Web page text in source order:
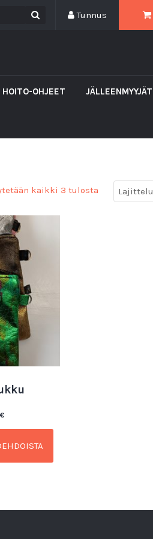
Tunnus
HOITO-OHJEET JÄLLEENMYYJÄT
kaikki 3 tulosta
€